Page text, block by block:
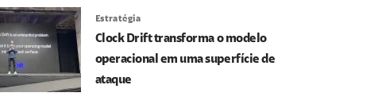
Estratégia
Clock Drift transforma o modelo
operacional em uma superfície de
ataque